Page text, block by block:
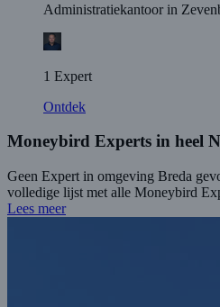
Administratiekantoor in
1 Expert
Ontdek
Moneybird Experts in heel
Geen Expert in omgeving Breda
volledige lijst met alle Moneybird
Lees meer